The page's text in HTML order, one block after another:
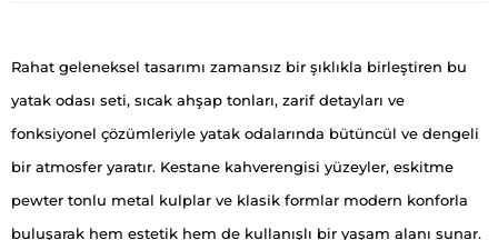
Rahat geleneksel tasarımı zamansız bir şıklıkla birleştiren bu
yatak odası seti, sıcak ahşap tonları, zarif detayları ve
fonksiyonel çözümleriyle yatak odalarında bütüncül ve dengeli
bir atmosfer yaratır. Kestane kahverengisi yüzeyler, eskitme
pewter tonlu metal kulplar ve klasik formlar modern konforla
buluşarak hem estetik hem de kullanışlı bir yaşam alanı sunar.